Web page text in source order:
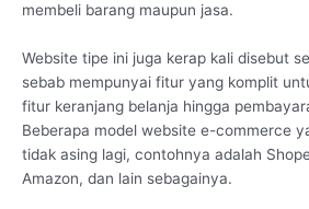
membeli barang maupun jasa.
Website tipe ini juga kerap kali disebut
sebab mempunyai fitur yang komplit
fitur keranjang belanja hingga
Beberapa model website e-commerce
tidak asing lagi, contohnya adalah
Amazon, dan lain sebagainya.